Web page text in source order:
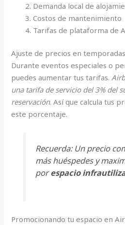
Demanda local de
Costos de mantenimiento
Tarifas de plataforma de
Ajuste de precios en
Durante eventos especiales o
puedes aumentar tus tarifas.
una tarifa de servicio del 3% del
reservación. Así que calcula tus
este porcentaje.
Recuerda: Un precio
más huéspedes y
porespacio
Promocionando tu espacio en